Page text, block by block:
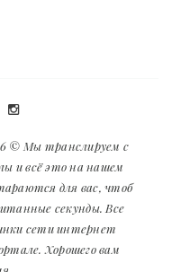
© Мы транслируем с
и всё это на нашем
для вас, чтоб
секунды. Все
сети интернет
Хорошего вам